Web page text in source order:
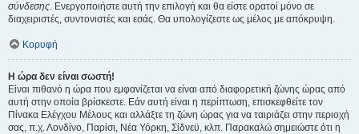
σύνδεσης. Ενεργοποιήστε αυτή την επιλογή και θα είστε ορατοί μόνο σε
διαχειριστές, συντονιστές και εσάς. Θα υπολογίζεστε ως μέλος με απόκρυψη.
Κορυφή
Η ώρα δεν είναι σωστή!
Είναι πιθανό η ώρα που εμφανίζεται να είναι από διαφορετική ζώνης ώρας από
αυτή στην οποία βρίσκεστε. Εάν αυτή είναι η περίπτωση, επισκεφθείτε τον
Πίνακα Ελέγχου Μέλους και αλλάξτε τη ζώνη ώρας για να ταιριάζει στην περιοχή
σας, π.χ. Λονδίνο, Παρίσι, Νέα Υόρκη, Σίδνεϋ, κλπ. Παρακαλώ σημειώστε ότι η